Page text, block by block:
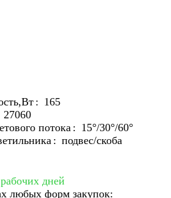
: 165
27060
потока: 15°/30°/60°
: подвес/скоба
дней
любых форм закупок: